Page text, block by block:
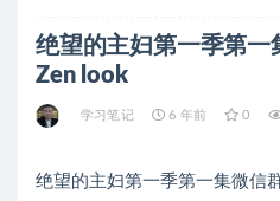
绝望的主妇第一季第一
Zen look
学习笔记 6 年前 0
绝望的主妇第一季第一集微信